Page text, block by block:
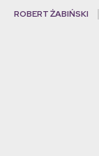
ROBERT ŻABIŃSKI